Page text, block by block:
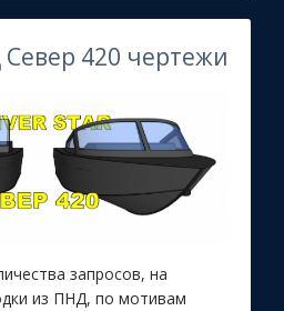
420 чертежи
запросов, на
из ПНД, по мотивам